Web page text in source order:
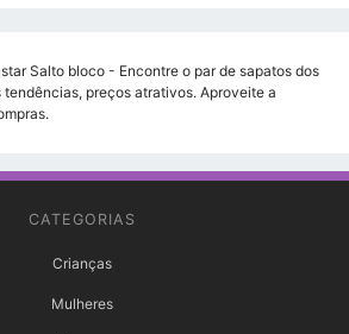
Salto bloco - Encontre o par de sapatos dos
tendências, preços atrativos. Aproveite a
CATEGORIAS
Crianças
Mulheres